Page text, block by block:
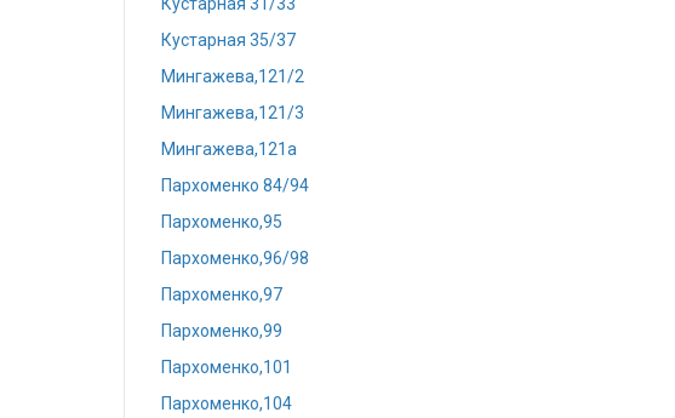
Кустарная 35/37
Мингажева,121/2
Мингажева,121/3
Мингажева,121а
Пархоменко 84/94
Пархоменко,95
Пархоменко,96/98
Пархоменко,97
Пархоменко,99
Пархоменко,101
Пархоменко,104